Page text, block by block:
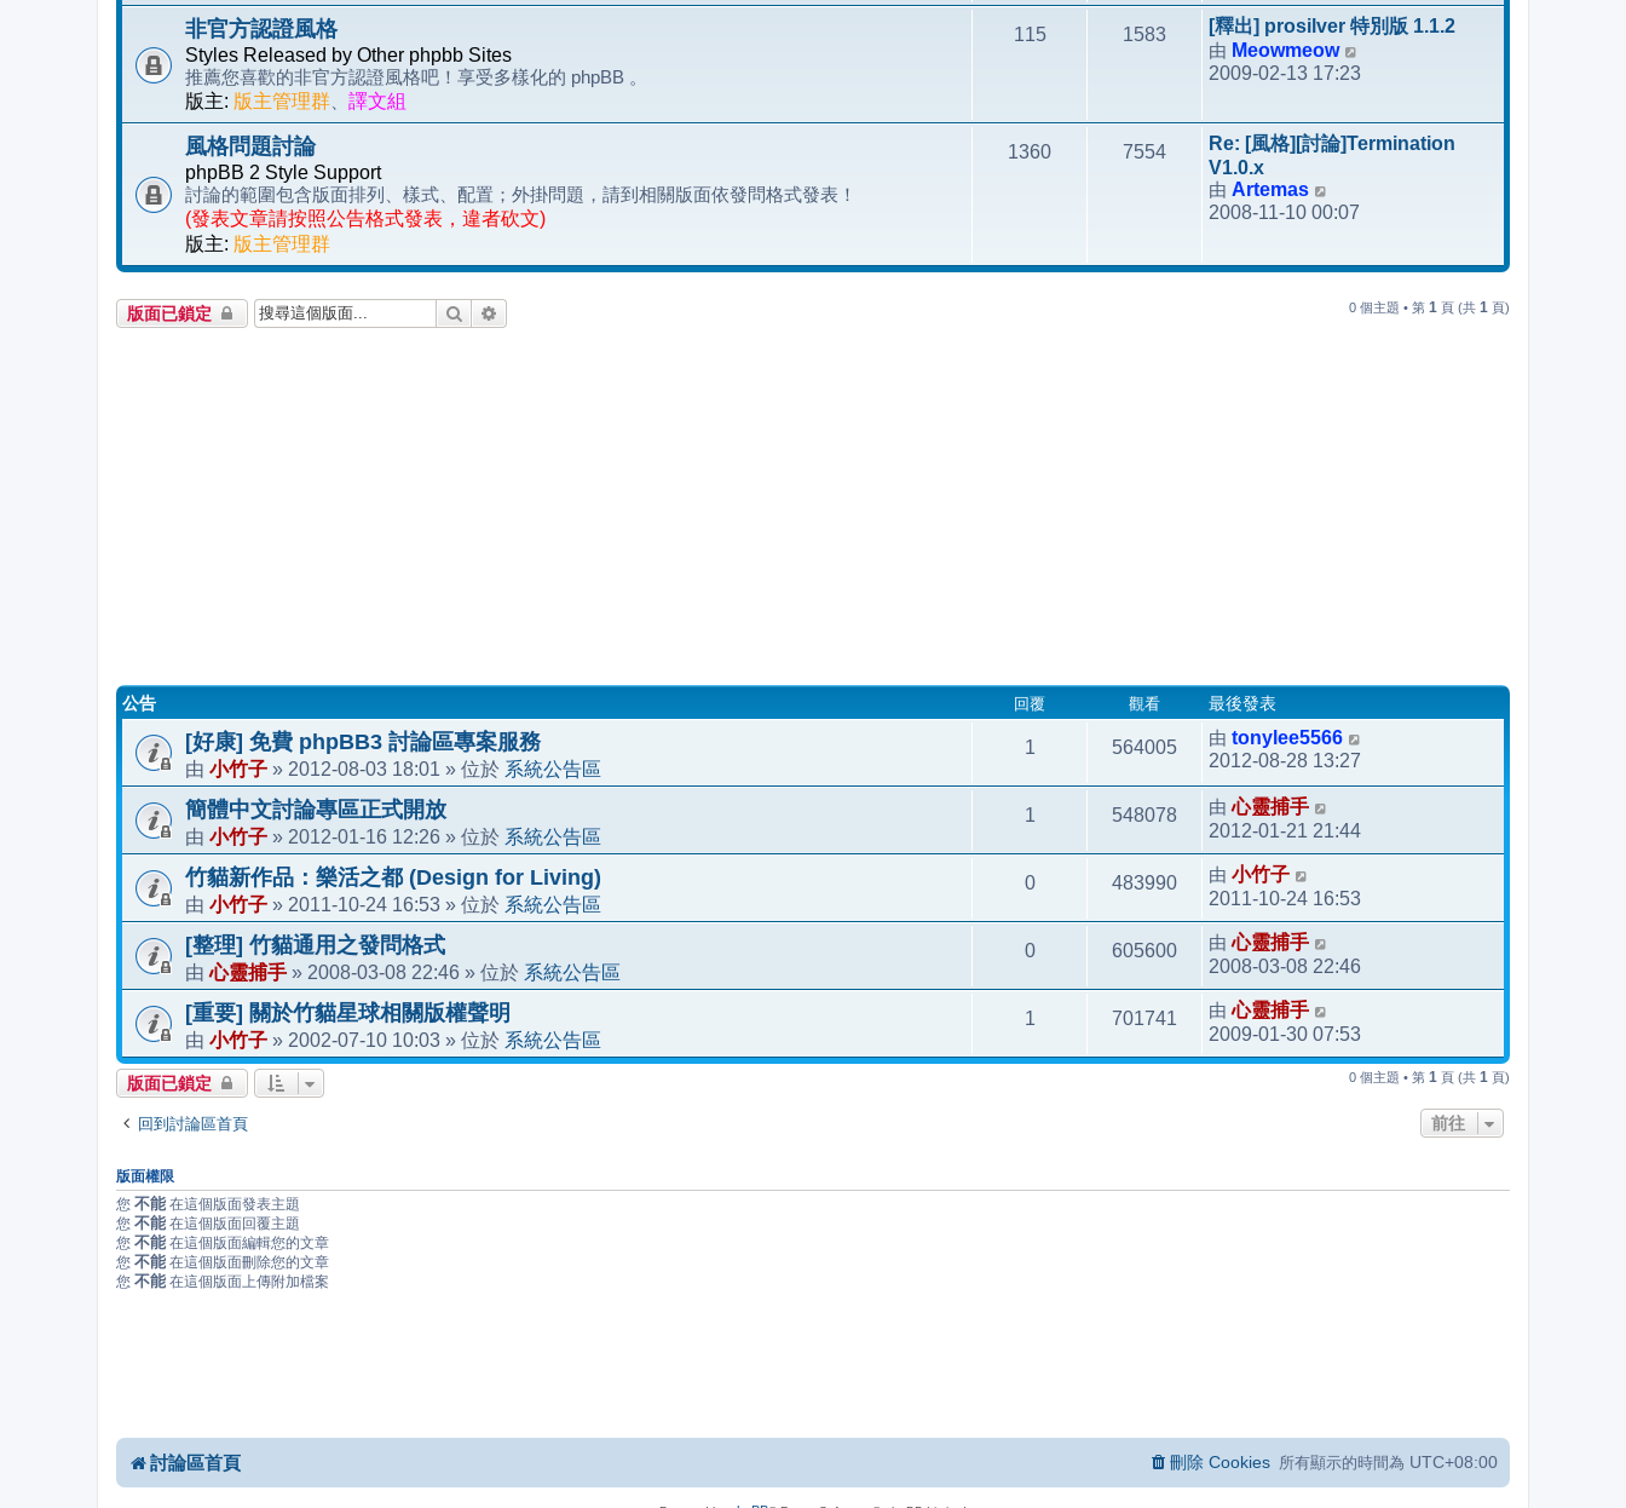
發
表
非官方認證風格
Styles Released by Other phpbb Sites
推薦您喜歡的非官方認證風格吧！享受多樣化的 phpBB 。
版主: 版主管理群 譯文組
115 1583
[釋出] prosilver 特別版 1.1.2
由 Meowmeow
視
後
發
2009-02-13 17:23
風格問題討論
phpBB 2 Style Support
討論的範圍包含版面排列、樣式、配置；外掛問題，請到相關版面依發問格式發表！
(發表文章請按照公告格式發表，違者砍文)
版主: 版主管理群
1360 7554
Re: [風格][討論]Termination
V1.0.x
由 Artemas
視
後
2008-11-10 00:07
版面已鎖定 搜尋 0 個主題 • 第 1 頁 (共 1 頁)
公告 回覆 觀看 最後發表
[好康] 免費 phpBB3 討論區專案服務
由 小竹子 » 2012-08-03 18:01 » 位於 系統公告區
1 564005 由 tonylee5566
2012-08-28 13:27
簡體中文討論專區正式開放
由 小竹子 » 2012-01-16 12:26 » 位於 系統公告區
1 548078 由心靈捕手
2012-01-21 21:44
竹貓新作品：樂活之都 (Design for Living)
由 小竹子 » 2011-10-24 16:53 » 位於 系統公告區
0 483990 由 小竹子
2011-10-24 16:53
[整理] 竹貓通用之發問格式
由心靈捕手 » 2008-03-08 22:46 » 位於 系統公告區
0 605600 由心靈捕手
2008-03-08 22:46
[重要] 關於竹貓星球相關版權聲明
由 小竹子 » 2002-07-10 10:03 » 位於 系統公告區
1 701741 由心靈捕手
2009-01-30 07:53
版面已鎖定 0 個主題 • 第 1 頁 (共 1 頁)
回到討論區首頁 前往
版面權限
您 不能 在這個版面發表主題
您 不能 在這個版面回覆主題
您 不能 在這個版面編輯您的文章
您 不能 在這個版面刪除您的文章
您 不能 在這個版面上傳附加檔案
討論區首頁 所有顯示的時間為 UTC+08:00
刪除 Cookies